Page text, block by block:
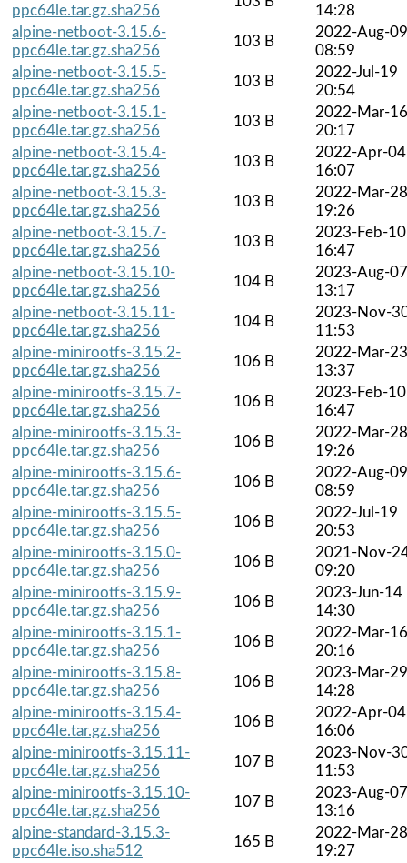
ppc64le.tar.gz.sha256
14:28
alpine-netboot-3.15.6-
ppc64le.tar.gz.sha256
103 B
2022-Aug-09
08:59
alpine-netboot-3.15.5-
ppc64le.tar.gz.sha256
103 B
2022-Jul-19
20:54
alpine-netboot-3.15.1-
ppc64le.tar.gz.sha256
103 B
2022-Mar-16
20:17
alpine-netboot-3.15.4-
ppc64le.tar.gz.sha256
103 B
2022-Apr-04
16:07
alpine-netboot-3.15.3-
ppc64le.tar.gz.sha256
103 B
2022-Mar-28
19:26
alpine-netboot-3.15.7-
ppc64le.tar.gz.sha256
103 B
2023-Feb-10
16:47
alpine-netboot-3.15.10-
ppc64le.tar.gz.sha256
104 B
2023-Aug-07
13:17
alpine-netboot-3.15.11-
ppc64le.tar.gz.sha256
104 B
2023-Nov-
11:53
alpine-minirootfs-3.15.2-
ppc64le.tar.gz.sha256
106 B
2022-Mar-23
13:37
alpine-minirootfs-3.15.7-
ppc64le.tar.gz.sha256
106 B
2023-Feb-10
16:47
alpine-minirootfs-3.15.3-
ppc64le.tar.gz.sha256
106 B
2022-Mar-28
19:26
alpine-minirootfs-3.15.6-
ppc64le.tar.gz.sha256
106 B
2022-Aug-09
08:59
alpine-minirootfs-3.15.5-
ppc64le.tar.gz.sha256
106 B
2022-Jul-19
20:53
alpine-minirootfs-3.15.0-
ppc64le.tar.gz.sha256
106 B
2021-Nov-
09:20
alpine-minirootfs-3.15.9-
ppc64le.tar.gz.sha256
106 B
2023-Jun-14
14:30
alpine-minirootfs-3.15.1-
ppc64le.tar.gz.sha256
106 B
2022-Mar-16
20:16
alpine-minirootfs-3.15.8-
ppc64le.tar.gz.sha256
106 B
2023-Mar-29
14:28
alpine-minirootfs-3.15.4-
ppc64le.tar.gz.sha256
106 B
2022-Apr-04
16:06
alpine-minirootfs-3.15.11-
ppc64le.tar.gz.sha256
107 B
2023-Nov-
11:53
alpine-minirootfs-3.15.10-
ppc64le.tar.gz.sha256
107 B
2023-Aug-07
13:16
alpine-standard-3.15.3-
ppc64le.iso.sha512
165 B
2022-Mar-28
19:27